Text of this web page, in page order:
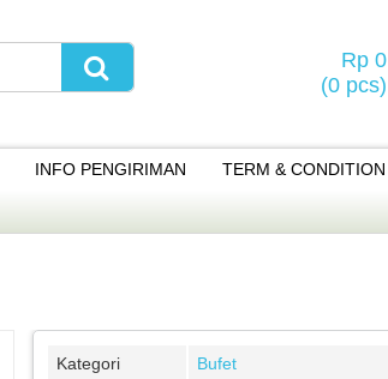
Rp 0
(0 pcs)
INFO PENGIRIMAN TERM & CONDITION
Kategori
Bufet